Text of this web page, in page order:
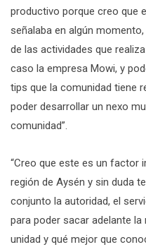
productivo porque creo que
señalaba en algún
de las actividades que
caso la empresa Mowi, y
tips que la comunidad tiene
poder desarrollar un nexo
comunidad”.
“Creo que este es un factor
región de Aysén y sin duda
conjunto la autoridad, el
para poder sacar adelante
unidad y qué mejor que